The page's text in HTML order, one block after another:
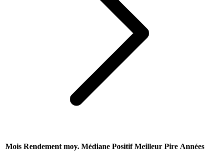
Mois Rendement moy. Médiane Positif Meilleur Pire Années